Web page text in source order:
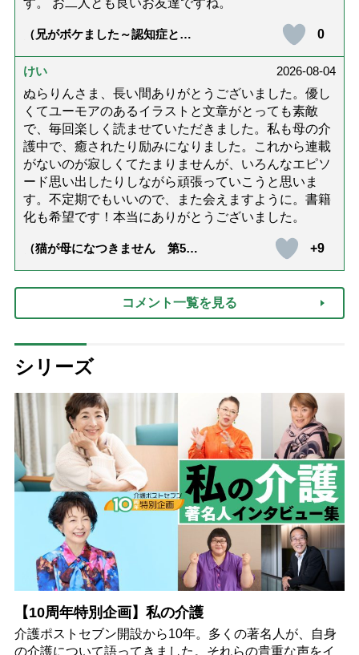
す。 お二人とも良いお友達ですね。
（兄がボケました～認知症と介
達』が届きました」）
0
けい
2026-08-04
ぬらりんさま、長い間ありがとうございました。優し
くてユーモアのあるイラストと文章がとっても素敵
で、毎回楽しく読ませていただきました。私も母の介
護中で、癒されたり励みになりました。これから連載
がないのが寂しくてたまりませんが、いろんなエピソ
ード思い出したりしながら頑張っていこうと思いま
す。不定期でもいいので、また会えますように。書籍
化も希望です！本当にありがとうございました。
（猫が母になつきません 第500
+9
コメント一覧を見る
シリーズ
【10周年特別企画】私の介護
介護ポストセブン開設から10年。多くの著名人が、自身
の介護について語ってきました。それらの貴重な声をイ